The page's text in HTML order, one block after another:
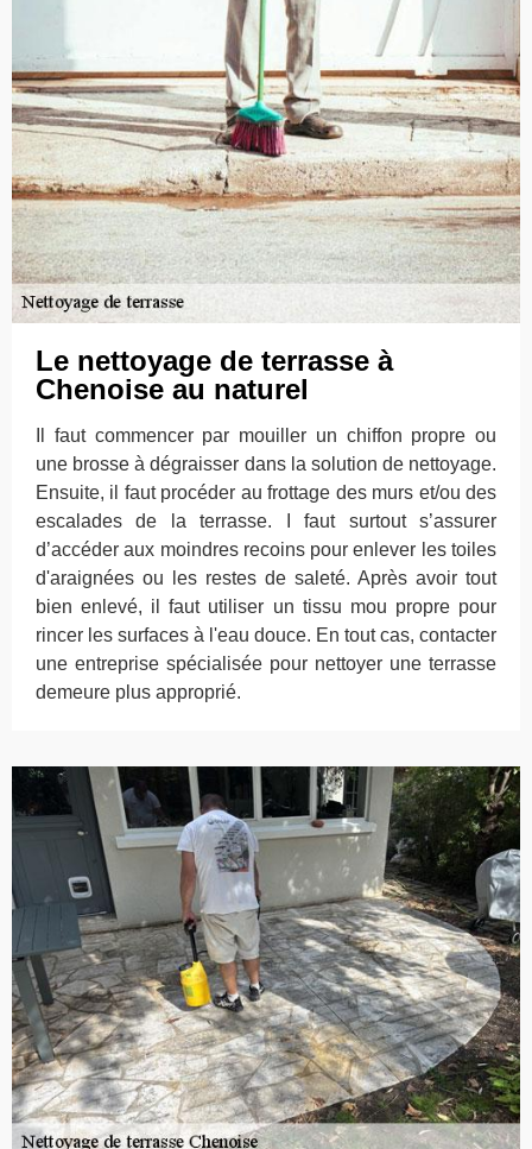
Le nettoyage de terrasse à
Chenoise au naturel
Il faut commencer par mouiller un chiffon propre ou
une brosse à dégraisser dans la solution de nettoyage.
Ensuite, il faut procéder au frottage des murs et/ou des
escalades de la terrasse. I faut surtout s’assurer
d’accéder aux moindres recoins pour enlever les toiles
d'araignées ou les restes de saleté. Après avoir tout
bien enlevé, il faut utiliser un tissu mou propre pour
rincer les surfaces à l'eau douce. En tout cas, contacter
une entreprise spécialisée pour nettoyer une terrasse
demeure plus approprié.